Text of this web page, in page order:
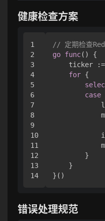
健康检查方案
1
2
3
4
5
6
7
8
9
10
11
12
13
// 定期检查
go func()
{
ticker
for {
case
        }
    }
错误处理规范